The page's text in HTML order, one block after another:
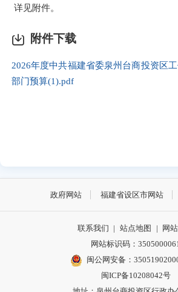
详见附件。
附件下载
2026年度中共福建省委泉州台商投资区
部门预算(1).pdf
政府网站 福建省设区市网站
联系我们 | 站点地图 |
网
网站标识码：
闽公网安备：
闽ICP备10208042号